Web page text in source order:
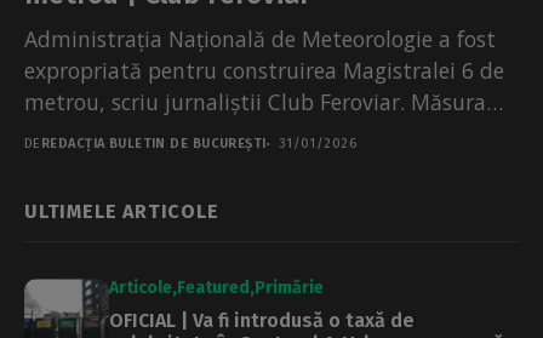
Administrația Națională de Meteorologie a fost
expropriată pentru construirea Magistralei 6 de
metrou, scriu jurnaliștii Club Feroviar. Măsura
vine după ce Guvernul a...
DE REDACȚIA BULETIN DE BUCUREȘTI 31/01/2026
ULTIMELE ARTICOLE
Articole Featured Primărie
OFICIAL | Va fi introdusă o taxă de